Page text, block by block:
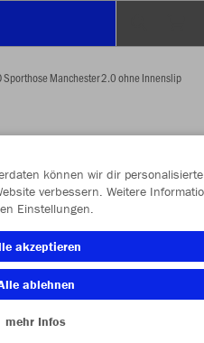
Sporthose Manchester 2.0 ohne Innenslip
können wir dir personalisierte
verbessern. Weitere
Einstellungen.
akzeptieren
ablehnen
mehr Infos